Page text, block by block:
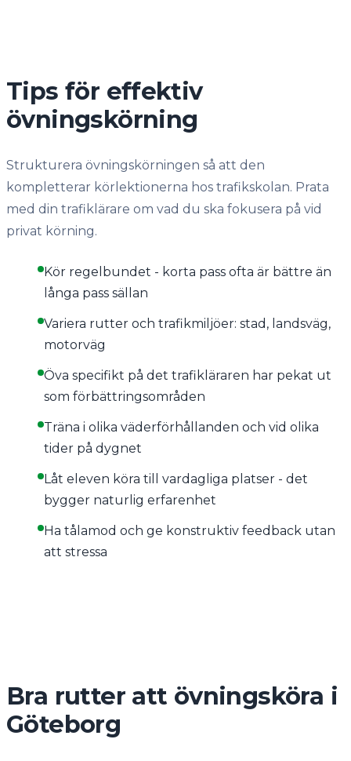
Tips för effektiv
övningskörning
Strukturera övningskörningen så att den
kompletterar körlektionerna hos trafikskolan. Prata
med din trafiklärare om vad du ska fokusera på vid
privat körning.
Kör regelbundet - korta pass ofta är bättre än
långa pass sällan
Variera rutter och trafikmiljöer: stad, landsväg,
motorväg
Öva specifikt på det trafikläraren har pekat ut
som förbättringsområden
Träna i olika väderförhållanden och vid olika
tider på dygnet
Låt eleven köra till vardagliga platser - det
bygger naturlig erfarenhet
Ha tålamod och ge konstruktiv feedback utan
att stressa
Bra rutter att övningsköra i
Göteborg